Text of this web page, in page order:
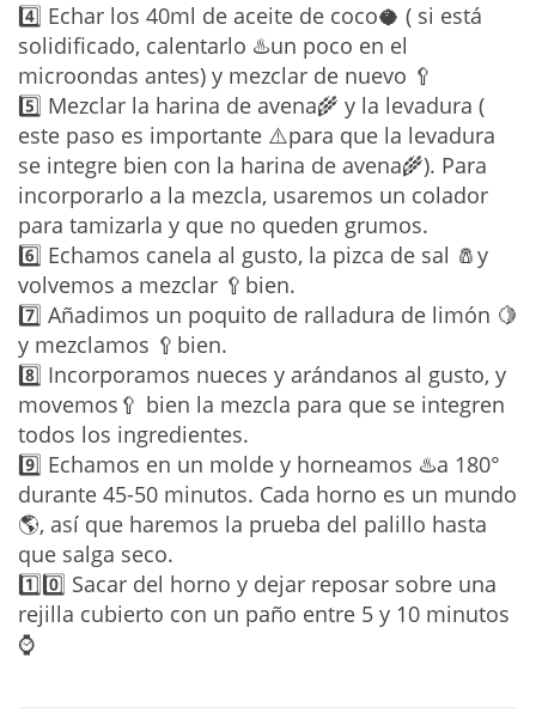
4️⃣ Echar los 40ml de aceite de coco🥥 ( si está
solidificado, calentarlo ♨️un poco en el
microondas antes) y mezclar de nuevo 🥄
5️⃣ Mezclar la harina de avena🌾 y la levadura (
este paso es importante ⚠️para que la levadura
se integre bien con la harina de avena🌾). Para
incorporarlo a la mezcla, usaremos un colador
para tamizarla y que no queden grumos.
6️⃣ Echamos canela al gusto, la pizca de sal 🧂y
volvemos a mezclar 🥄bien.
7️⃣ Añadimos un poquito de ralladura de limón 🍋
y mezclamos 🥄bien.
8️⃣ Incorporamos nueces y arándanos al gusto, y
movemos🥄 bien la mezcla para que se integren
todos los ingredientes.
9️⃣ Echamos en un molde y horneamos ♨️a 180°
durante 45-50 minutos. Cada horno es un mundo
🌎, así que haremos la prueba del palillo hasta
que salga seco.
1️⃣0️⃣ Sacar del horno y dejar reposar sobre una
rejilla cubierto con un paño entre 5 y 10 minutos
⌚